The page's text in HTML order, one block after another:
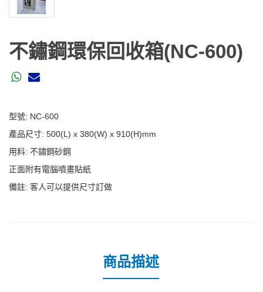
不鏽鋼環保回收箱(NC-600)
型號: NC-600
產品尺寸: 500(L) x 380(W) x 910(H)mm
用料: 不鏽鋼砂鋼
正面附有電腦噴畫貼紙
備註: 客人可以提供尺寸訂做
商品描述